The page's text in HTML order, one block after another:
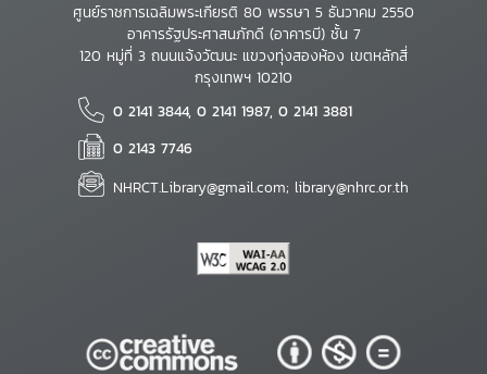
ศูนย์ราชการเฉลิมพระเกียรติ 80 พรรษา 5 ธันวาคม 2550
อาคารรัฐประศาสนภักดี (อาคารบี) ชั้น 7
120 หมู่ที่ 3 ถนนแจ้งวัฒนะ แขวงทุ่งสองห้อง เขตหลักสี่
กรุงเทพฯ 10210
0 2141 3844, 0 2141 1987, 0 2141 3881
0 2143 7746
NHRCT.Library@gmail.com; library@nhrc.or.th